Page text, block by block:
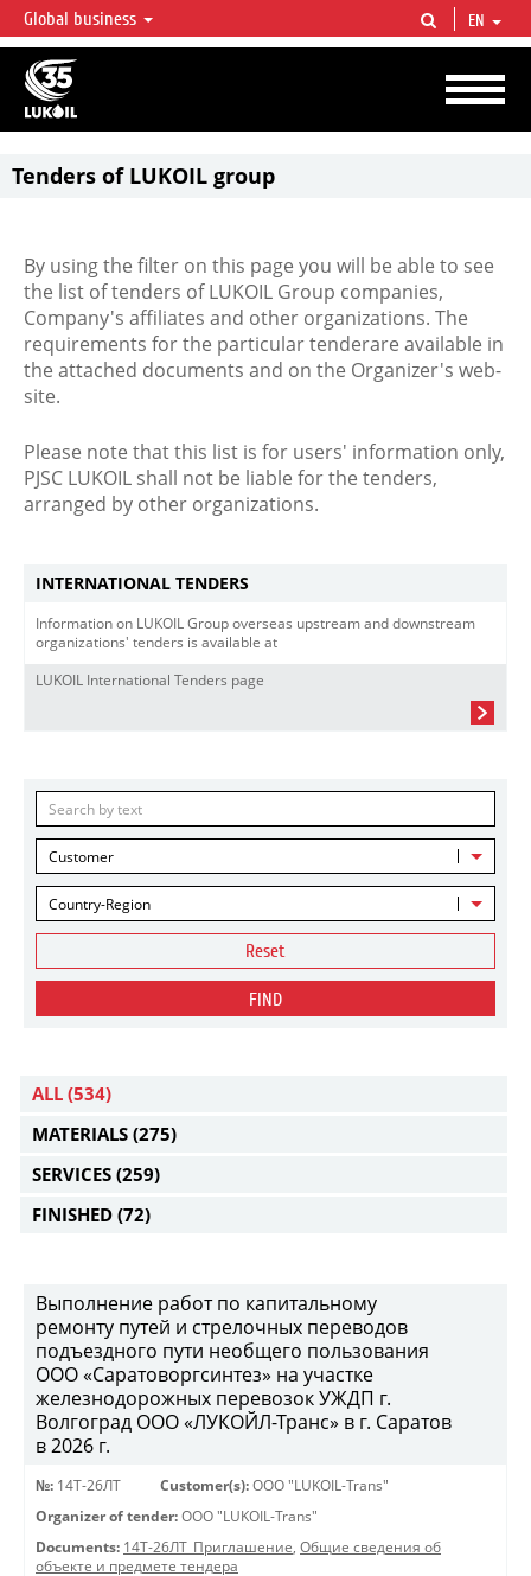
LUKOIL OVERVIEW
LUKOIL is one of the largest oil & gas vertical integrated companies in the world
accounting for over 2% of crude production and circa 1% of proved hydrocarbon
reserves globally.
Global business EN
Tenders of LUKOIL group
By using the filter on this page you will be able to see
the list of tenders of LUKOIL Group companies,
Company's affiliates and other organizations. The
requirements for the particular tenderare available in
the attached documents and on the Organizer's web-
site.
Please note that this list is for users' information only,
PJSC LUKOIL shall not be liable for the tenders,
arranged by other organizations.
INTERNATIONAL TENDERS
Information on LUKOIL Group overseas upstream and downstream
organizations' tenders is available at
LUKOIL International Tenders page
Customer
Country-Region
Reset
FIND
ALL (534)
MATERIALS (275)
SERVICES (259)
FINISHED (72)
Выполнение работ по капитальному
ремонту путей и стрелочных переводов
подъездного пути необщего пользования
ООО «Саратоворгсинтез» на участке
железнодорожных перевозок УЖДП г.
Волгоград ООО «ЛУКОЙЛ-Транс» в г. Саратов
в 2026 г.
№: 14Т-26ЛТ Customer(s): OOO "LUKOIL-Trans"
Organizer of tender: OOO "LUKOIL-Trans"
Documents: 14Т-26ЛТ_Приглашение, Общие сведения об
объекте и предмете тендера